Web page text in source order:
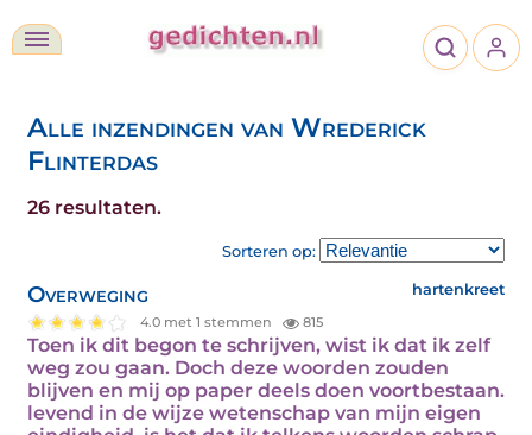
Alle inzendingen van Wrederick
Flinterdas
26 resultaten.
Sorteren op:
Overweging hartenkreet
4.0 met 1 stemmen 815
Toen ik dit begon te schrijven, wist ik dat ik zelf
weg zou gaan. Doch deze woorden zouden
blijven en mij op paper deels doen voortbestaan.
levend in de wijze wetenschap van mijn eigen